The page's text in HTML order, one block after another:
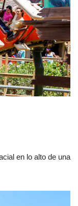
en lo alto de una